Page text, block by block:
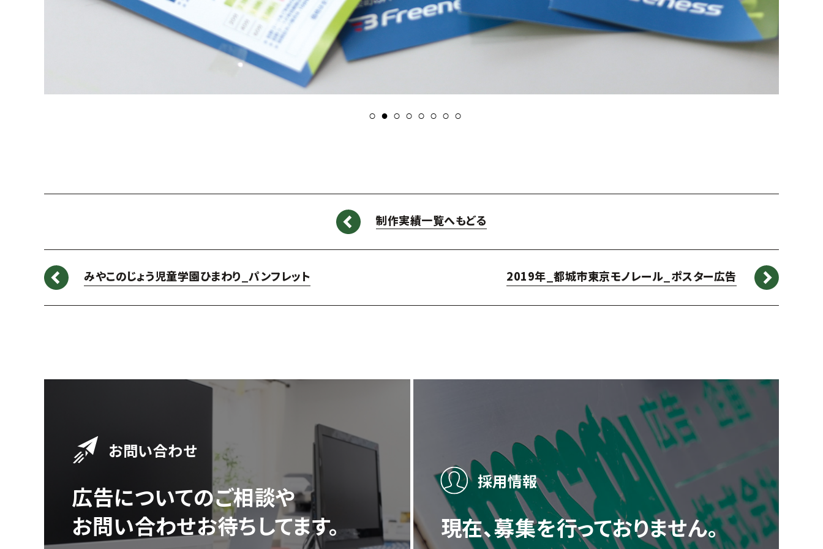
制作実績一覧へもどる
みやこのじょう児童学園ひまわり_パンフレット 2019年_都城市東京モノレール_ポスター広告
お問い合わせ
広告についてのご相談や
お問い合わせお待ちしてます。
採用情報
現在、募集を行っておりません。